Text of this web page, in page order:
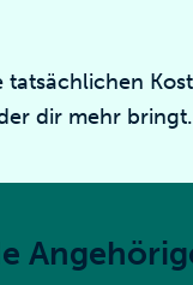
dir mehr bringt.